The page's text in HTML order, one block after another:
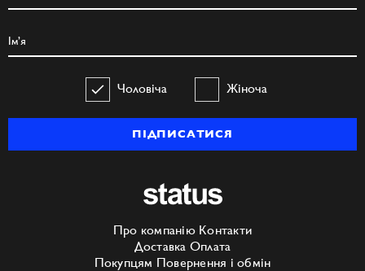
Чоловіча Жіноча
ПІДПИСАТИСЯ
Про компанію Контакти
Доставка Оплата
Покупцям Повернення і обмін